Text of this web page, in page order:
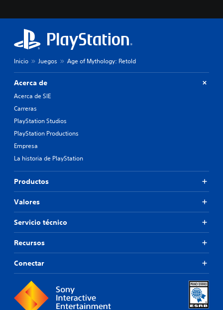
Inicio Juegos Age of Mythology: Retold
Acerca de
Acerca de SIE
Carreras
PlayStation Studios
PlayStation Productions
Empresa
La historia de PlayStation
Productos
Valores
Servicio técnico
Recursos
Conectar